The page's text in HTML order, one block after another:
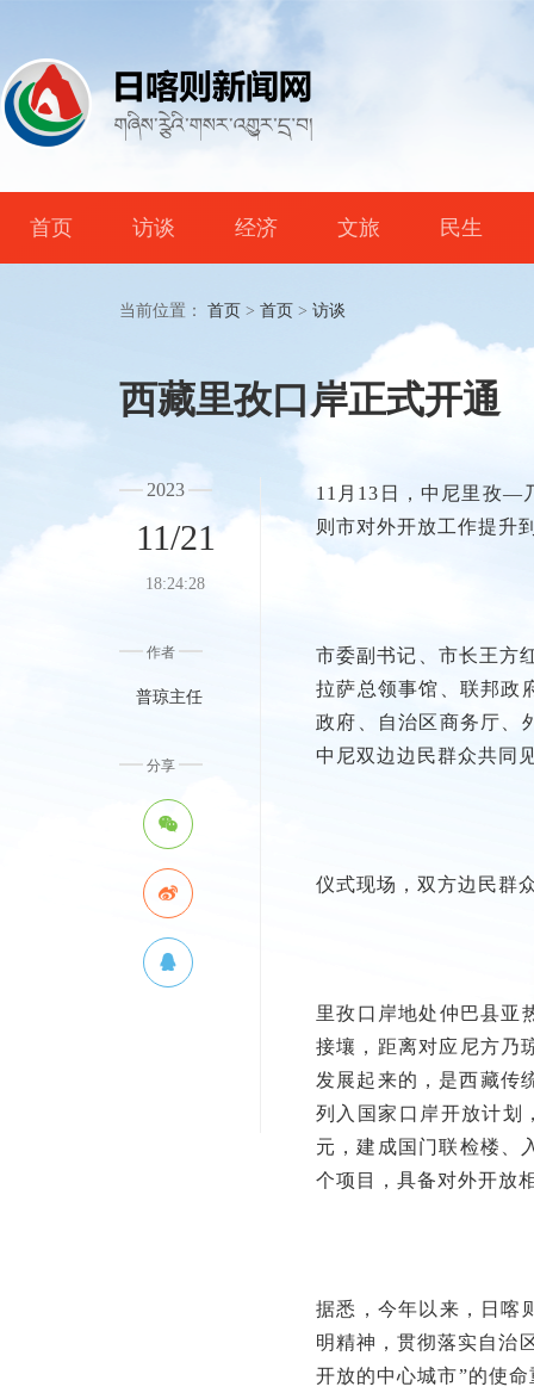
首页 访谈 经济 文旅 民生
当前位置： 首页 > 首页 > 访谈
西藏里孜口岸正式开通
2023
11/21
18:24:28
作者
普琼主任
分享
11月13日，中尼里孜—
则市对外开放工作提升
市委副书记、市长王方
拉萨总领事馆、联邦政
政府、自治区商务厅、
中尼双边边民群众共同
仪式现场，双方边民群
里孜口岸地处仲巴县亚
接壤，距离对应尼方乃
发展起来的，是西藏传
列入国家口岸开放计划
元，建成国门联检楼、
个项目，具备对外开放
据悉，今年以来，日喀
明精神，贯彻落实自治
开放的中心城市”的使